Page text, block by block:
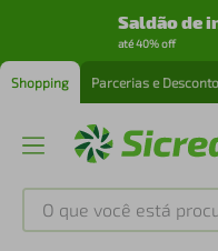
Saldão de
até 40% off
Shopping Parcerias e
O que você está